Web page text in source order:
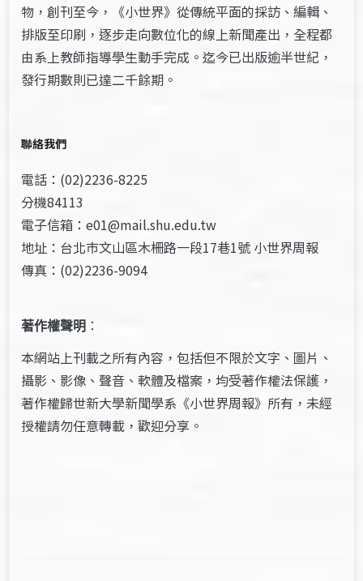
物，創刊至今，《小世界》從傳統平面的採訪、編輯、
排版至印刷，逐步走向數位化的線上新聞產出，全程都
由系上教師指導學生動手完成。迄今已出版逾半世紀，
發行期數則已達二千餘期。
聯絡我們
電話：(02)2236-8225
分機84113
電子信箱：e01@mail.shu.edu.tw
地址：台北市文山區木柵路一段17巷1號 小世界周報
傳真：(02)2236-9094
著作權聲明 ：
本網站上刊載之所有內容，包括但不限於文字、圖片、
攝影、影像、聲音、軟體及檔案，均受著作權法保護，
著作權歸世新大學新聞學系《小世界周報》所有，未經
授權請勿任意轉載，歡迎分享。